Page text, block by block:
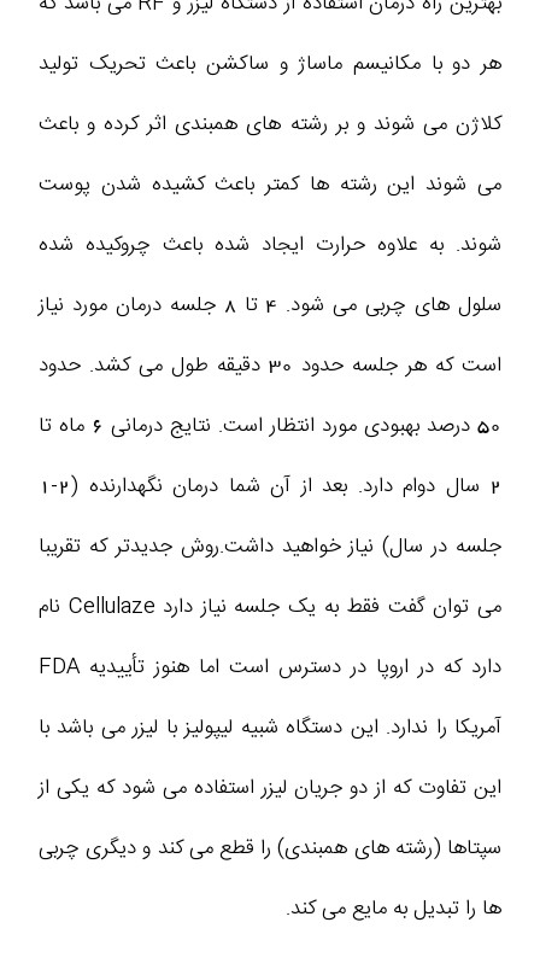
هر دو با مکانیسم ماساژ و ساکشن باعث تحریک تولید
کلاژن می شوند و بر رشته های همبندی اثر کرده و باعث
می شوند این رشته ها کمتر باعث کشیده شدن پوست
شوند. به علاوه حرارت ایجاد شده باعث چروکیده شده
سلول های چربی می شود. 4 تا 8 جلسه درمان مورد نیاز
است که هر جلسه حدود 30 دقیقه طول می کشد. حدود
50 درصد بهبودی مورد انتظار است. نتایج درمانی 6 ماه تا
2 سال دوام دارد. بعد از آن شما درمان نگهدارنده (2-1
جلسه در سال) نیاز خواهید داشت.روش جدیدتر که تقریبا
می توان گفت فقط به یک جلسه نیاز دارد Cellulaze نام
دارد که در اروپا در دسترس است اما هنوز تأییدیه FDA
آمریکا را ندارد. این دستگاه شبیه لیپولیز با لیزر می باشد با
این تفاوت که از دو جریان لیزر استفاده می شود که یکی از
سپتاها (رشته های همبندی) را قطع می کند و دیگری چربی
ها را تبدیل به مایع می کند.